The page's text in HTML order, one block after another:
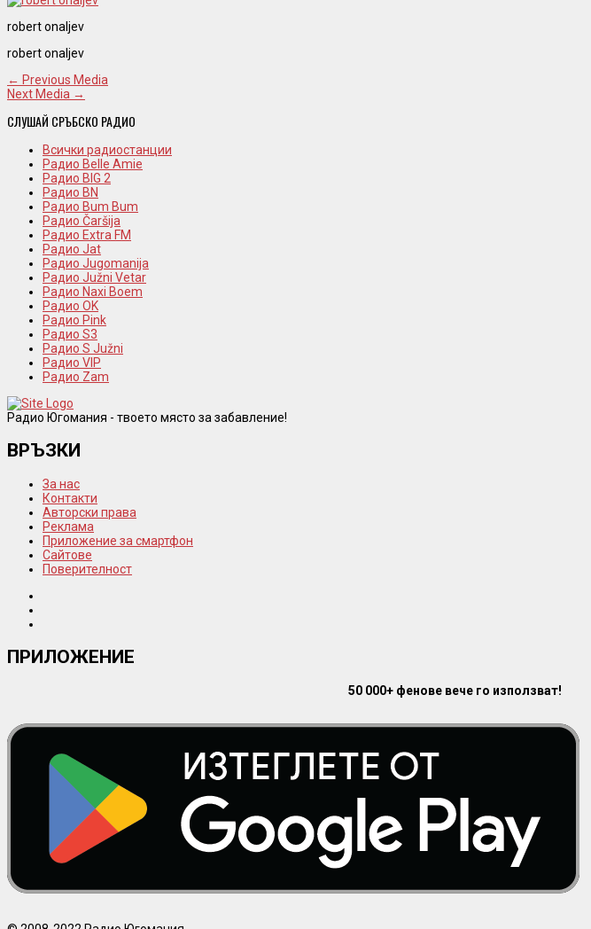
robert onaljev
robert onaljev
← Previous Media
Next Media →
СЛУШАЙ СРЪБСКО РАДИО
Всички радиостанции
Радио Belle Amie
Радио BIG 2
Радио BN
Радио Bum Bum
Радио Čaršija
Радио Extra FM
Радио Jat
Радио Jugomanija
Радио Južni Vetar
Радио Naxi Boem
Радио OK
Радио Pink
Радио S3
Радио S Južni
Радио VIP
Радио Zam
Радио Югомания - твоето място за забавление!
ВРЪЗКИ
За нас
Контакти
Авторски права
Реклама
Приложение за смартфон
Сайтове
Поверителност
ПРИЛОЖЕНИЕ
50 000+ фенове вече го използват!